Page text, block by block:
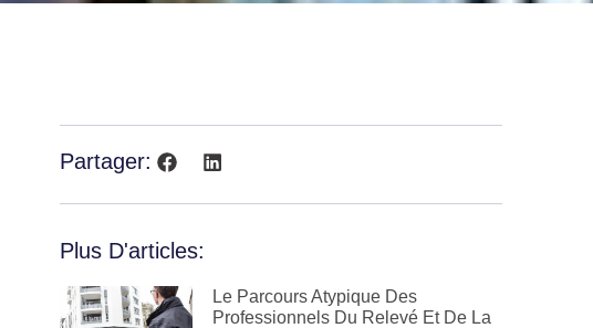
Partager:
Plus D'articles:
Le Parcours Atypique Des
Professionnels Du Relevé Et De La